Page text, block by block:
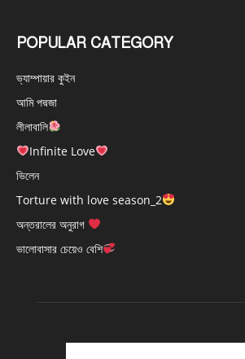
POPULAR CATEGORY
ভ্যাম্পায়ার কুইন
আমি পদ্মজা
লীলাবালি
Infinite Love
ভিলেন
Torture with love season_2
অন্তরালের অনুরাগ
ভালোবাসার চেয়েও বেশি